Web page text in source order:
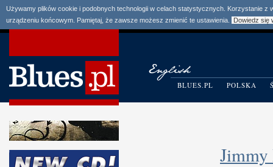
Używamy plików cookie i podobnych technologii w celach statystycznych. Korzystanie
urządzeniu końcowym. Pamiętaj, że zawsze możesz zmienić te ustawienia.
Dowiedz się
BLUES.PL POLSKA
Jimmy